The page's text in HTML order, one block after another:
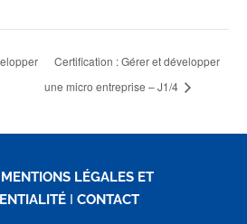
Certification : Gérer et développer
une micro entreprise – J1/4
MENTIONS LÉGALES ET
ICONTACT